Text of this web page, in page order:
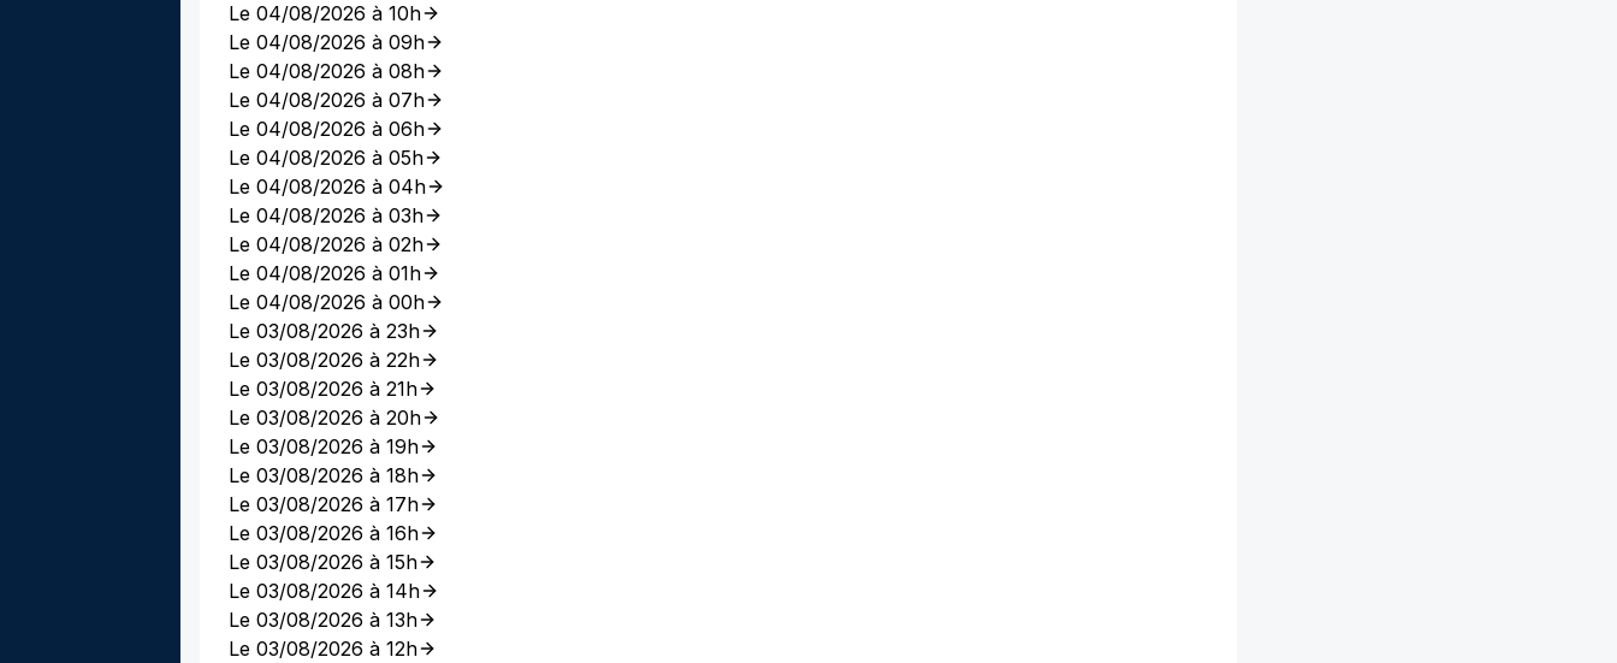
Le 04/08/2026 à 10h
Le 04/08/2026 à 09h
Le 04/08/2026 à 08h
Le 04/08/2026 à 07h
Le 04/08/2026 à 06h
Le 04/08/2026 à 05h
Le 04/08/2026 à 04h
Le 04/08/2026 à 03h
Le 04/08/2026 à 02h
Le 04/08/2026 à 01h
Le 04/08/2026 à 00h
Le 03/08/2026 à 23h
Le 03/08/2026 à 22h
Le 03/08/2026 à 21h
Le 03/08/2026 à 20h
Le 03/08/2026 à 19h
Le 03/08/2026 à 18h
Le 03/08/2026 à 17h
Le 03/08/2026 à 16h
Le 03/08/2026 à 15h
Le 03/08/2026 à 14h
Le 03/08/2026 à 13h
Le 03/08/2026 à 12h